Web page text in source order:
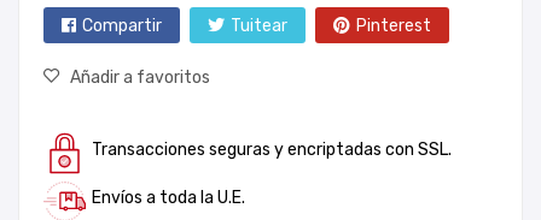
Compartir Tuitear Pinterest
Añadir a favoritos
Transacciones seguras y encriptadas con SSL.
Envíos a toda la U.E.